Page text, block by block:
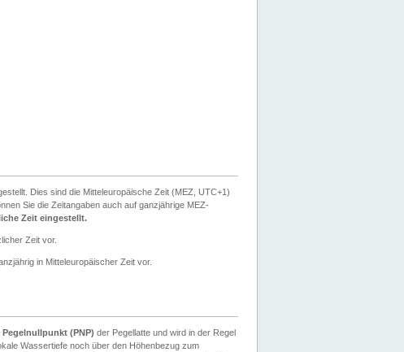
Dies sind die Mitteleuropäische Zeit (MEZ, UTC+1)
Sie die Zeitangaben auch auf ganzjährige MEZ-
Zeit eingestellt.
Zeit vor.
in Mitteleuropäischer Zeit vor.
Pegelnullpunkt (PNP) der Pegellatte und wird in der Regel
Wassertiefe noch über den Höhenbezug zum